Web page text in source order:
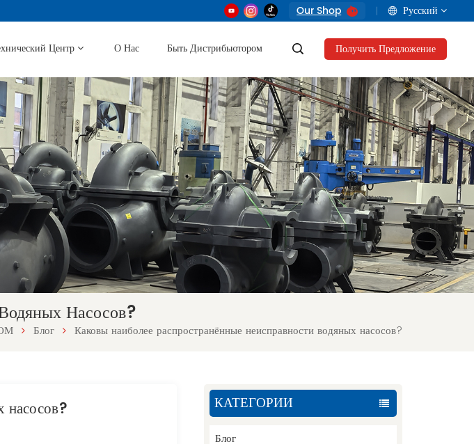
Our Shop Русский
français
русский
العربية
Tiếng Việt
Indonesia
Центр О Нас Быть Дистрибьютором Получить Предложение
Насосов?
Блог Каковы наиболее распространённые неисправности водяных насосов?
КАТЕГОРИИ
Блог
насосов?